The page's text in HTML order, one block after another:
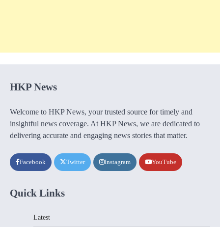
HKP News
Welcome to HKP News, your trusted source for timely and
insightful news coverage. At HKP News, we are dedicated to
delivering accurate and engaging news stories that matter.
Facebook Twitter Instagram YouTube
Quick Links
Latest